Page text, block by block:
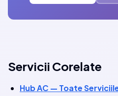
Servicii Corelate
Hub AC — Toate